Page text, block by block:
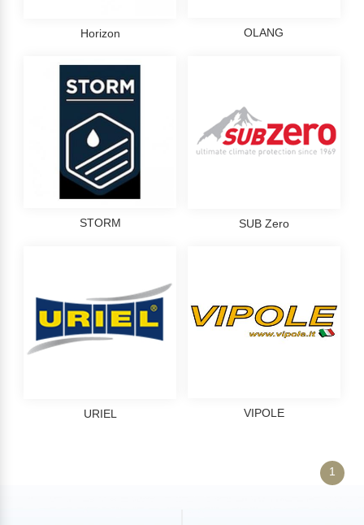
Horizon OLANG
STORM SUB Zero
URIEL VIPOLE
1